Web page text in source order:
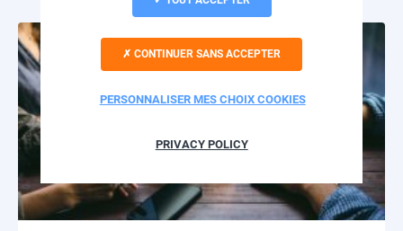
CONTINUER SANS ACCEPTER
PERSONNALISER MES CHOIX COOKIES
PRIVACY POLICY